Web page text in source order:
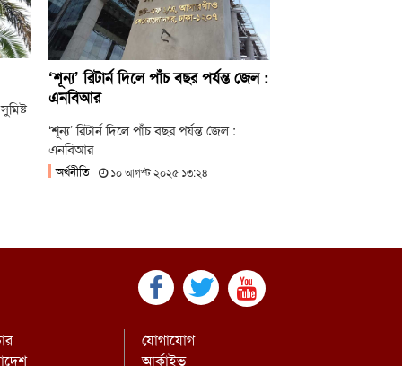
গণ-অভ্যুত্থানের দ্বিতীয় বার্ষিকীতে ইবি
বৃক্ষরোপণ
‘শূন্য’ রিটার্ন দিলে পাঁচ বছর পর্যন্ত জেল :
এনবিআর
‘শূন্য’ রিটার্ন দিলে পাঁচ বছর পর্যন্ত জেল :
এনবিআর
অর্থনীতি ১০ আগস্ট ২০২৫ ১৩:২৪
যোগাযোগ
আর্কাইভ